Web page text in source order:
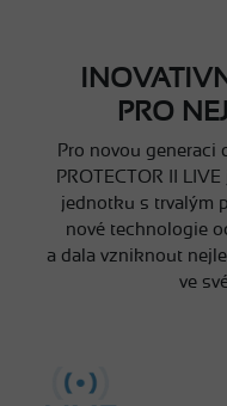
PRO
Pro novou generaci
PROTECTOR II
jednotku s trvalým
nové technologie
a dala vzniknout
ve